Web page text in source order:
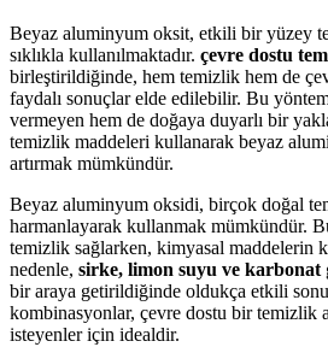
Beyaz aluminyum oksit, etkili bir yüzey
sıklıkla kullanılmaktadır. çevre dostu
birleştirildiğinde, hem temizlik hem de
faydalı sonuçlar elde edilebilir. Bu
vermeyen hem de doğaya duyarlı bir
temizlik maddeleri kullanarak beyaz
artırmak mümkündür.
Beyaz aluminyum oksidi, birçok doğal
harmanlayarak kullanmak mümkündür.
temizlik sağlarken, kimyasal maddelerin
nedenle, sirke, limon suyu ve karbonat
bir araya getirildiğinde oldukça etkili
kombinasyonlar, çevre dostu bir temizlik
isteyenler için idealdir.